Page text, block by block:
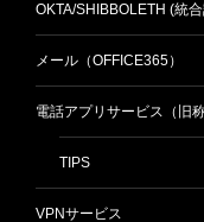
OKTA/SHIBBOLETH (統
メール（OFFICE365）
電話アプリサービス（旧
TIPS
VPNサービス